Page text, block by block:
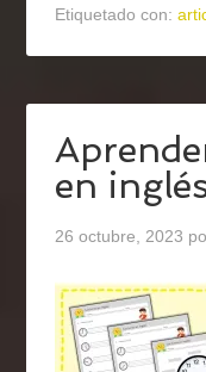
Etiquetado con:
en
26 octubre, 2023